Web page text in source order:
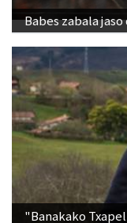
Babes zabala jaso
"Banakako